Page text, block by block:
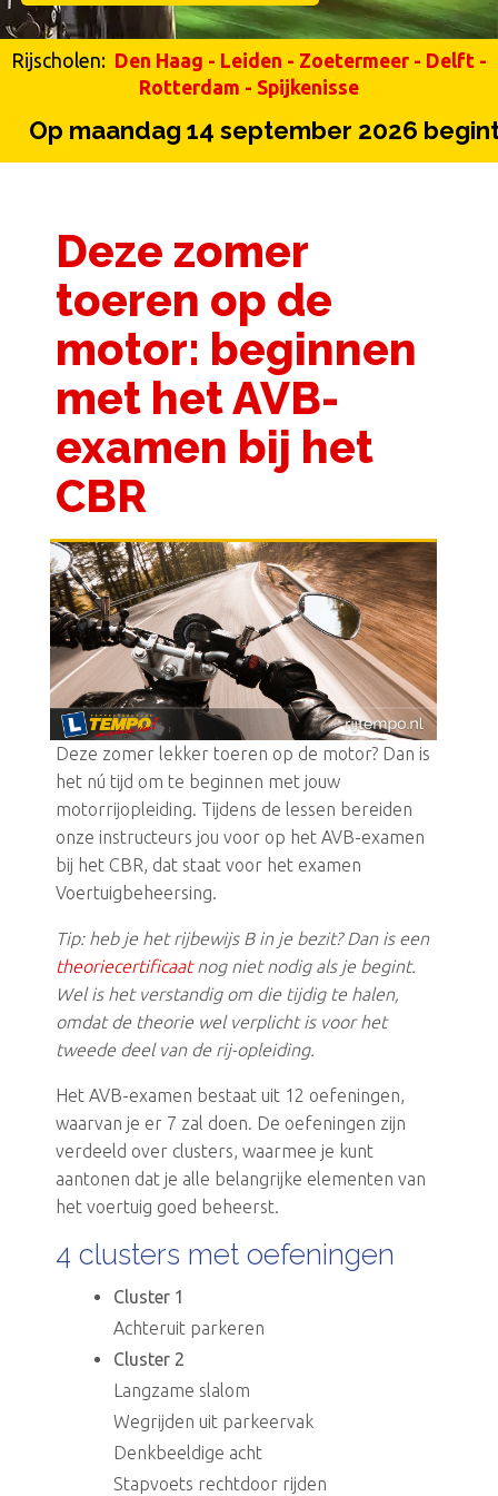
Rijscholen: Den Haag - Leiden - Zoetermeer - Delft -
Rotterdam - Spijkenisse
14 september 2026 begint
Deze zomer
toeren op de
motor: beginnen
met het AVB-
examen bij het
CBR
Deze zomer lekker toeren op de motor? Dan is
het nú tijd om te beginnen met jouw
motorrijopleiding. Tijdens de lessen bereiden
onze instructeurs jou voor op het AVB-examen
bij het CBR, dat staat voor het examen
Voertuigbeheersing.
Tip:heb je het rijbewijs B in je bezit? Dan is een
theoriecertificaatnog niet nodig als je begint.
Wel is het verstandig om die tijdig te halen,
omdat de theorie wel verplicht is voor het
tweede deel van de rij-opleiding.
Het AVB-examen bestaat uit 12 oefeningen,
waarvan je er 7 zal doen. De oefeningen zijn
verdeeld over clusters, waarmee je kunt
aantonen dat je alle belangrijke elementen van
het voertuig goed beheerst.
4 clusters met oefeningen
Cluster 1
Achteruit parkeren
Cluster 2
Langzame slalom
Wegrijden uit parkeervak
Denkbeeldige acht
Stapvoets rechtdoor rijden